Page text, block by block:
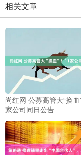
相关文章
尚红网 公募高管大“换血
家公司同日公告